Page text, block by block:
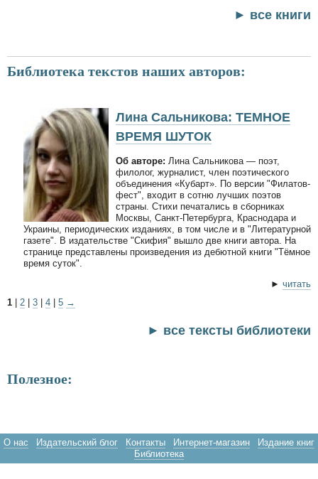
► все книги
Библиотека текстов наших авторов:
Лина Сальникова: ТЕМНОЕ
ВРЕМЯ ШУТОК
Об авторе: Лина Сальникова — поэт,
филолог, журналист, член поэтического
объединения «Кубарт». По версии "Филатов-
фест", входит в сотню лучших поэтов
страны. Стихи печатались в сборниках
Москвы, Санкт-Петербурга, Краснодара и
Украины, периодических изданиях, в том числе и в "Литературной
газете". В издательстве "Скифия" вышло две книги автора. На
странице представлены произведения из дебютной книги "Тёмное
время суток".
► читать
1
2 3 4 5 →
► все тексты библиотеки
Полезное:
О нас Издательский блог Контакты Интернет-магазин
Издание книг
Библиотека